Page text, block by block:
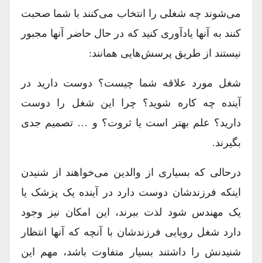
می‌شوند چه شغلی را انتخاب می‌کنند با شما صحبت
کنند به آنها یادآوری کنید که در حال حاضر آنها مجبور
نیستند از طریق پرسش‌هایی همانند:
شغل مورد علاقه شما چیست؟ دوست دارید در
آینده چه کاره شوید؟ چرا این شغل را دوست
دارید؟ علم بهتر است یا ثروت؟ و … تصمیم جدی
بگیرند.
درحالی که بسیاری از والدین می‌خواهند از شنیدن
اینکه فرزندشان دوست دارد در آینده یک پزشک یا
یک مهندس شود لذت ببرند، این امکان نیز وجود
دارد شغل رویایی فرزندشان با آنچه که آنها انتظار
شنیدنش را داشتند بسیار متفاوت باشد، مهم این